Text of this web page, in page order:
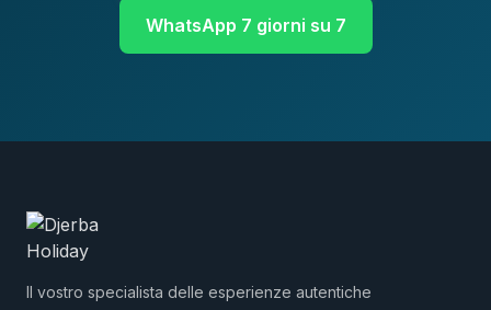
WhatsApp 7 giorni su 7
Il vostro specialista delle esperienze autentiche